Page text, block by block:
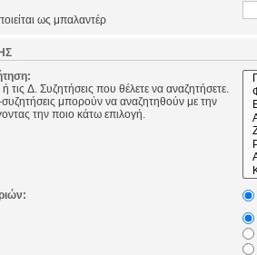
ως μπαλαντέρ
τις Δ. Συζητήσεις που θέλετε να αναζητήσετε.
συζητήσεις μπορούν να αναζητηθούν με την
την ποιο κάτω επιλογή.